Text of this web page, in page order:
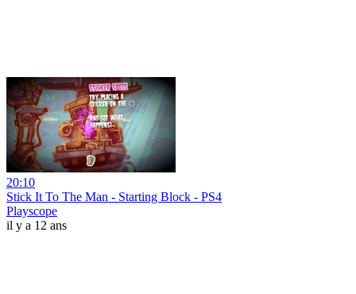
20:10
Stick It To The Man - Starting Block - PS4
Playscope
il y a 12 ans